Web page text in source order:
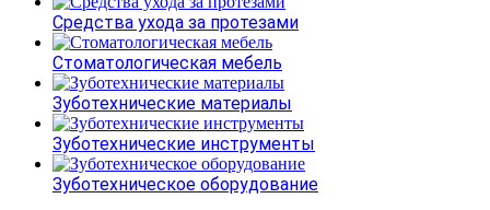
Средства ухода за протезами
Стоматологическая мебель
Зуботехнические материалы
Зуботехнические инструменты
Зуботехническое оборудование